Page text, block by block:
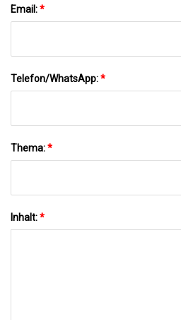
Email:*
Telefon/WhatsApp:*
Thema:*
Inhalt:*